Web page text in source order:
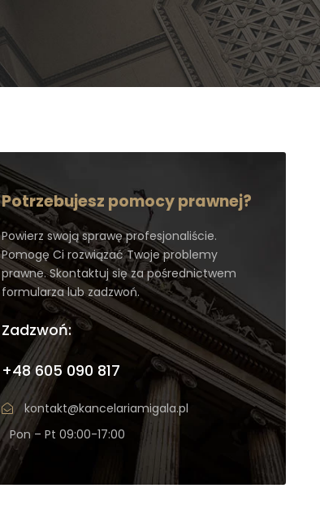
Potrzebujesz pomocy prawnej?
Powierz swoją sprawę profesjonaliście.
Pomogę Ci rozwiązać Twoje problemy
prawne. Skontaktuj się za pośrednictwem
formularza lub zadzwoń.
Zadzwoń:
+48 605 090 817
kontakt@kancelariamigala.pl
Pon – Pt 09:00-17:00